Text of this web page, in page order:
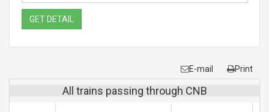
GET DETAIL
E-mail Print
All trains passing through CNB